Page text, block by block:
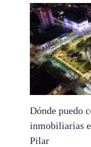
Dónde puedo
inmobiliarias
Pilar